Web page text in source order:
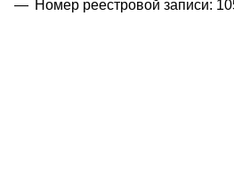
Номер реестровой записи: